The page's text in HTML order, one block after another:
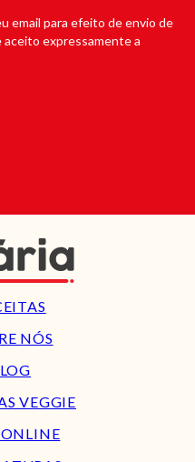
email para efeito de envio de
expressamente a
NÓS
VEGGIE